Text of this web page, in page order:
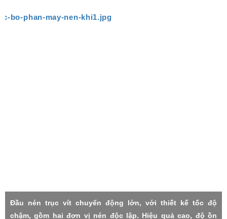
Đầu nén trục vít chuyển động lớn, với thiết kế tốc độ
chậm, gồm hai đơn vị nén độc lập. Hiệu quả cao, độ ồn